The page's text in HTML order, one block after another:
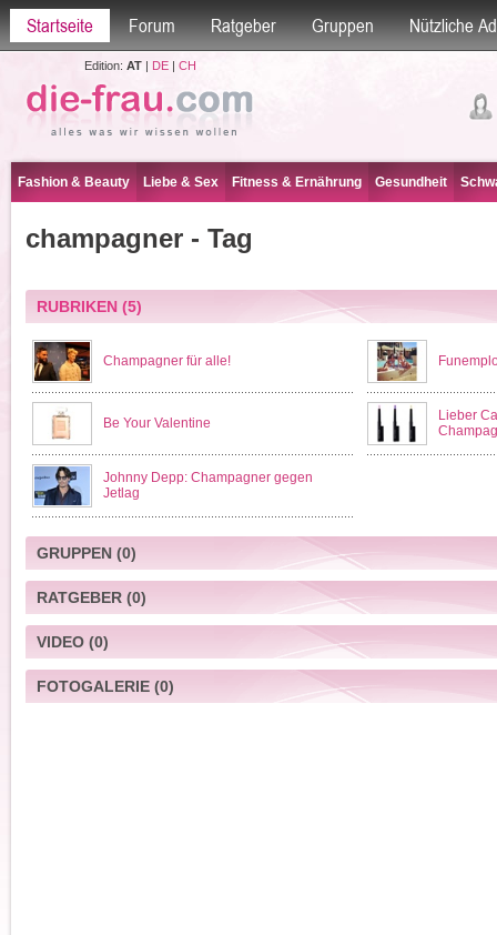
Startseite Forum Ratgeber Gruppen Nützliche
Edition: AT| DE| CH
Fashion & Beauty Liebe & Sex Fitness & Ernährung Gesundheit
champagner - Tag
RUBRIKEN(5)
Champagner für alle!
Be Your Valentine
Lieber
Johnny Depp: Champagner gegen
Jetlag
GRUPPEN(0)
RATGEBER(0)
VIDEO(0)
FOTOGALERIE(0)